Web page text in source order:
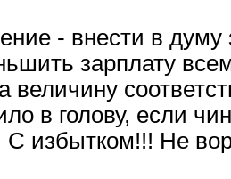
- внести в думу
зарплату
величину
в голову, если
С избытком!!! Не